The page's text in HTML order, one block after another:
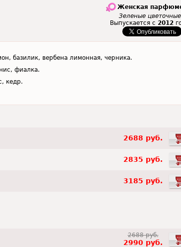
Женская
Зеленые цветочные
Выпускается с 2012
базилик, вербена лимонная, черника.
фиалка.
кедр.
2688 руб.
2835 руб.
3185 руб.
2688 руб.
2990 руб.